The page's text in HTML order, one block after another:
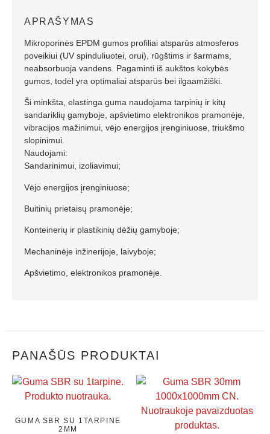
APRAŠYMAS
Mikroporinės EPDM gumos profiliai atsparūs atmosferos
poveikiui (UV spinduliuotei, orui), rūgštims ir šarmams,
neabsorbuoja vandens. Pagaminti iš aukštos kokybės
gumos, todėl yra optimaliai atsparūs bei ilgaamžiški.
Ši minkšta, elastinga guma naudojama tarpinių ir kitų
sandariklių gamyboje, apšvietimo elektronikos pramonėje,
vibracijos mažinimui, vėjo energijos įrenginiuose, triukšmo
slopinimui.
Naudojami:
Sandarinimui, izoliavimui;
Vėjo energijos įrenginiuose;
Buitinių prietaisų pramonėje;
Konteinerių ir plastikinių dėžių gamyboje;
Mechaninėje inžinerijoje, laivyboje;
Apšvietimo, elektronikos pramonėje.
PANAŠŪS PRODUKTAI
GUMA SBR SU 1TARPINE
2MM